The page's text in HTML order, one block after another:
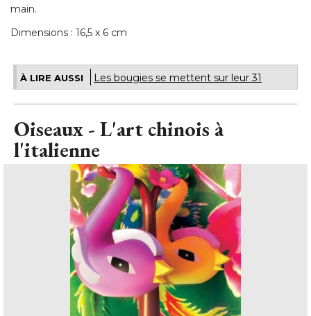
main.
Dimensions : 16,5 x 6 cm
À LIRE AUSSI Les bougies se mettent sur leur 31
Oiseaux - L'art chinois à
l'italienne